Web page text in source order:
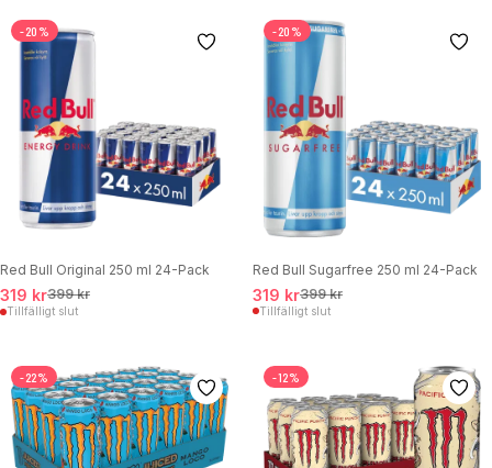
-20%
Red Bull Original 250 ml 24-Pack
319 kr399 kr
Tillfälligt slut
-20%
Red Bull Sugarfree 250 ml 24-Pack
319 kr399 kr
Tillfälligt slut
-22% -12%